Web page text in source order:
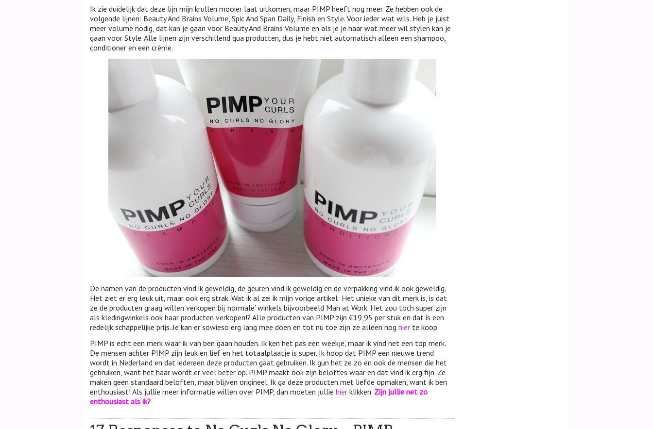
Ik zie duidelijk dat deze lijn mijn krullen mooier laat uitkomen, maar PIMP heeft nog meer. Ze hebben ook de
volgende lijnen: Beauty And Brains Volume, Spic And Span Daily, Finish en Style. Voor ieder wat wils. Heb je juist
meer volume nodig, dat kan je gaan voor Beauty And Brains Volume en als je je haar wat meer wil stylen kan je
gaan voor Style. Alle lijnen zijn verschillend qua producten, dus je hebt niet automatisch alleen een shampoo,
conditioner en een crème.
De namen van de producten vind ik geweldig, de geuren vind ik geweldig en de verpakking vind ik ook geweldig.
Het ziet er erg leuk uit, maar ook erg strak. Wat ik al zei ik mijn vorige artikel: Het unieke van dit merk is, is dat
ze de producten graag willen verkopen bij ‘normale’ winkels bijvoorbeeld Man at Work. Het zou toch super zijn
als kledingwinkels ook haar producten verkopen!? Alle producten van PIMP zijn €19,95 per stuk en dat is een
redelijk schappelijke prijs. Je kan er sowieso erg lang mee doen en tot nu toe zijn ze alleen nog hier te koop.
PIMP is echt een merk waar ik van ben gaan houden. Ik ken het pas een weekje, maar ik vind het een top merk.
De mensen achter PIMP zijn leuk en lief en het totaalplaatje is super. Ik hoop dat PIMP een nieuwe trend
wordt in Nederland en dat iedereen deze producten gaat gebruiken. Ik gun het ze zo en ook de mensen die het
gebruiken, want het haar wordt er veel beter op. PIMP maakt ook zijn beloftes waar en dat vind ik erg fijn. Ze
maken geen standaard beloften, maar blijven origineel. Ik ga deze producten met liefde opmaken, want ik ben
enthousiast! Als jullie meer informatie willen over PIMP, dan moeten jullie hier klikken. Zijn jullie net zo
enthousiast als ik?